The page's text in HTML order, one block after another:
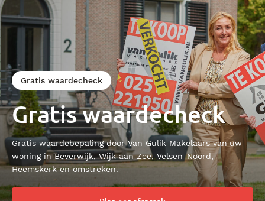
Gratis waardecheck
Gratis waardecheck
Gratis waardebepaling door Van Gulik Makelaars van uw
woning in Beverwijk, Wijk aan Zee, Velsen-Noord,
Heemskerk en omstreken.